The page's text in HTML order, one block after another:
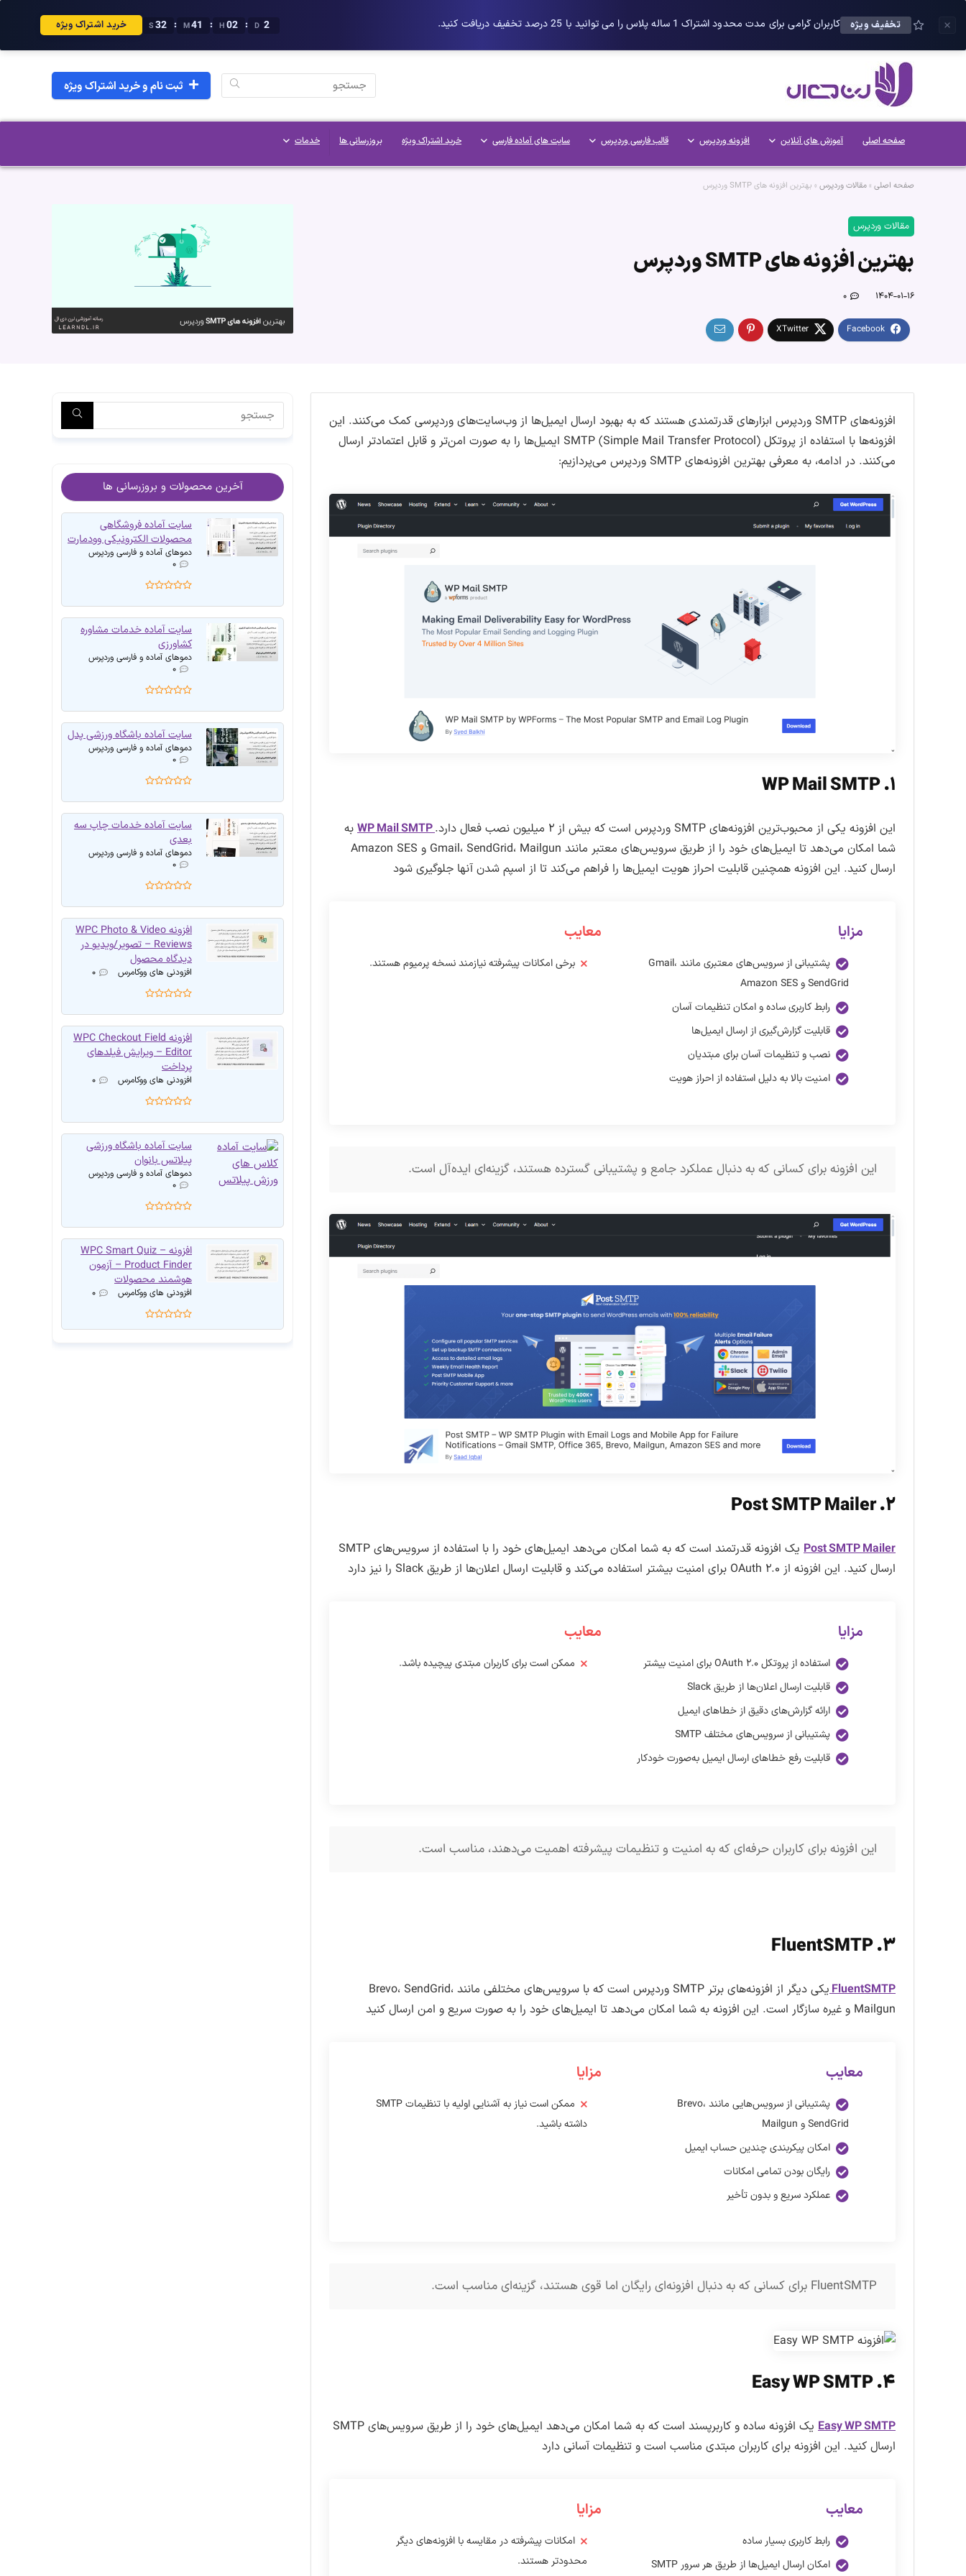
تخفیف ویژه کاربران گرامی برای مدت محدود اشتراک 1 ساله پلاس را می توانید با 25 درصد تخفیف دریافت کنید. 2
D
:
02
H
:
41
M
:
31
S خرید اشتراک ویژه
ثبت نام و خرید اشتراک ویژه
صفحه اصلی آموزش های آنلاین افزونه وردپرس قالب فارسی وردپرس سایت های آماده فارسی خرید اشتراک ویژه بروزرسانی ها خدمات
صفحه اصلی »مقالات وردپرس » بهترین افزونه های SMTP وردپرس
مقالات وردپرس
بهترین افزونه های SMTP وردپرس
۱۴۰۴-۰۱-۱۶ ۰
افزونه‌های SMTP وردپرس ابزارهای قدرتمندی هستند که به بهبود ارسال ایمیل‌ها از وب‌سایت‌های وردپرسی کمک می‌کنند. این
افزونه‌ها با استفاده از پروتکل SMTP (Simple Mail Transfer Protocol) ایمیل‌ها را به صورت امن‌تر و قابل اعتمادتر ارسال
می‌کنند. در ادامه، به معرفی بهترین افزونه‌های SMTP وردپرس می‌پردازیم:
۱. WP Mail SMTP
این افزونه یکی از محبوب‌ترین افزونه‌های SMTP وردپرس است که بیش از ۲ میلیون نصب فعال دارد. WP Mail SMTP
به
شما امکان می‌دهد تا ایمیل‌های خود را از طریق سرویس‌های معتبر مانند Gmail، SendGrid، Mailgun و Amazon SES
ارسال کنید. این افزونه همچنین قابلیت احراز هویت ایمیل‌ها را فراهم می‌کند تا از اسپم شدن آنها جلوگیری شود
مزایا
پشتیبانی از سرویس‌های معتبری مانند Gmail،
SendGrid و Amazon SES
رابط کاربری ساده و امکان تنظیمات آسان
قابلیت گزارش‌گیری از ارسال ایمیل‌ها
نصب و تنظیمات آسان برای مبتدیان
امنیت بالا به دلیل استفاده از احراز هویت
معایب
برخی امکانات پیشرفته نیازمند نسخه پرمیوم هستند.
این افزونه برای کسانی که به دنبال عملکرد جامع و پشتیبانی گسترده هستند، گزینه‌ای ایده‌آل است.
۲. Post SMTP Mailer
Post SMTP Mailer
یک افزونه قدرتمند است که به شما امکان می‌دهد ایمیل‌های خود را با استفاده از سرویس‌های SMTP
ارسال کنید. این افزونه از OAuth ۲.۰ برای امنیت بیشتر استفاده می‌کند و قابلیت ارسال اعلان‌ها از طریق Slack را نیز دارد
مزایا
استفاده از پروتکل OAuth ۲.۰ برای امنیت بیشتر
قابلیت ارسال اعلان‌ها از طریق Slack
ارائه گزارش‌های دقیق از خطاهای ایمیل
پشتیبانی از سرویس‌های مختلف SMTP
قابلیت رفع خطاهای ارسال ایمیل به‌صورت خودکار
معایب
ممکن است برای کاربران مبتدی پیچیده باشد.
این افزونه برای کاربران حرفه‌ای که به امنیت و تنظیمات پیشرفته اهمیت می‌دهند، مناسب است.
۳. FluentSMTP
FluentSMTP
یکی دیگر از افزونه‌های برتر SMTP وردپرس است که با سرویس‌های مختلفی مانند Brevo، SendGrid،
Mailgun و غیره سازگار است. این افزونه به شما امکان می‌دهد تا ایمیل‌های خود را به صورت سریع و امن ارسال کنید
معایب
پشتیبانی از سرویس‌هایی مانند Brevo،
SendGrid و Mailgun
امکان پیکربندی چندین حساب ایمیل
رایگان بودن تمامی امکانات
عملکرد سریع و بدون تأخیر
مزایا
ممکن است نیاز به آشنایی اولیه با تنظیمات SMTP
داشته باشید.
FluentSMTP برای کسانی که به دنبال افزونه‌ای رایگان اما قوی هستند، گزینه‌ای مناسب است.
۴. Easy WP SMTP
Easy WP SMTP
یک افزونه ساده و کاربرپسند است که به شما امکان می‌دهد ایمیل‌های خود را از طریق سرویس‌های SMTP
ارسال کنید. این افزونه برای کاربران مبتدی مناسب است و تنظیمات آسانی دارد
معایب
رابط کاربری بسیار ساده
امکان ارسال ایمیل‌ها از طریق هر سرور SMTP
مزایا
امکانات پیشرفته در مقایسه با افزونه‌های دیگر
محدودتر هستند.
آخرین محصولات و بروزرسانی ها
سایت آماده فروشگاهی
محصولات الکترونیکی وودمارت
دموهای آماده و فارسی وردپرس
۰
سایت آماده خدمات مشاوره
کشاورزی
دموهای آماده و فارسی وردپرس
۰
سایت آماده باشگاه ورزشی پدل
دموهای آماده و فارسی وردپرس
۰
سایت آماده خدمات چاپ سه
بعدی
دموهای آماده و فارسی وردپرس
۰
افزونه WPC Photo & Video
Reviews – تصویر/ویدیو در
دیدگاه محصول
افزودنی های ووکامرس ۰
افزونه WPC Checkout Field
Editor – ویرایش فیلدهای
پرداخت
افزودنی های ووکامرس ۰
سایت آماده باشگاه ورزشی
پیلاتس بانوان
دموهای آماده و فارسی وردپرس
۰
افزونه WPC Smart Quiz –
Product Finder – آزمون
هوشمند محصولات
افزودنی های ووکامرس ۰